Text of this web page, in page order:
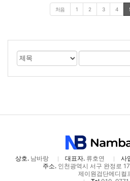
처음 1 2 3 4
게
물
검
색
대
검
어
상호.남바랑 대표자.류호연 사
주소.인천광역시 서구 완정로
제이원검단메디컬